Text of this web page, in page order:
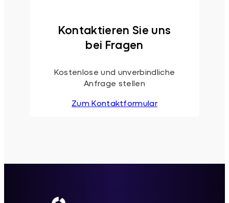
Kontaktieren Sie uns
bei Fragen
Kostenlose und unverbindliche
Anfrage stellen
Zum Kontaktformular